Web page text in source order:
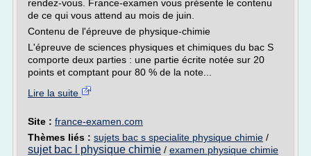
rendez-vous. France-examen vous présente le contenu
de ce qui vous attend au mois de juin.
Contenu de l'épreuve de physique-chimie
L'épreuve de sciences physiques et chimiques du bac S
comporte deux parties : une partie écrite notée sur 20
points et comptant pour 80 % de la note...
Lire la suite
Site : france-examen.com
Thèmes liés : sujets bac s specialite physique chimie /
sujet bac l physique chimie / examen physique chimie